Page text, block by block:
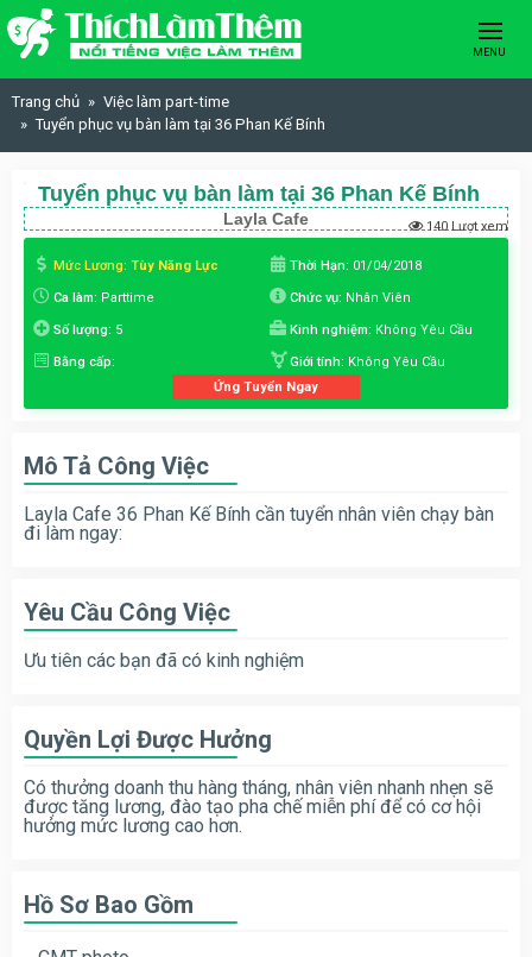
Skip to content
MENU
Trang chủ
Việc làm part-time
Tuyển phục vụ bàn làm tại 36 Phan Kế Bính
Tuyển phục vụ bàn làm tại 36 Phan Kế Bính
Layla Cafe 140 Lượt xem
Mức Lương: Tùy Năng Lực Thời Hạn: 01/04/2018
Ca làm: Parttime Chức vụ: Nhân Viên
Số lượng: 5 Kinh nghiệm: Không Yêu Cầu
Bằng cấp: Giới tính: Không Yêu Cầu
Ứng Tuyển Ngay
Mô Tả Công Việc
Layla Cafe 36 Phan Kế Bính cần tuyển nhân viên chạy bàn
đi làm ngay:
Yêu Cầu Công Việc
Ưu tiên các bạn đã có kinh nghiệm
Quyền Lợi Được Hưởng
Có thưởng doanh thu hàng tháng, nhân viên nhanh nhẹn sẽ
được tăng lương, đào tạo pha chế miễn phí để có cơ hội
hưởng mức lương cao hơn.
Hồ Sơ Bao Gồm